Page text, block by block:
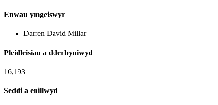
Enwau ymgeiswyr
Darren David Millar
Pleidleisiau a dderbyniwyd
16,193
Seddi a enillwyd